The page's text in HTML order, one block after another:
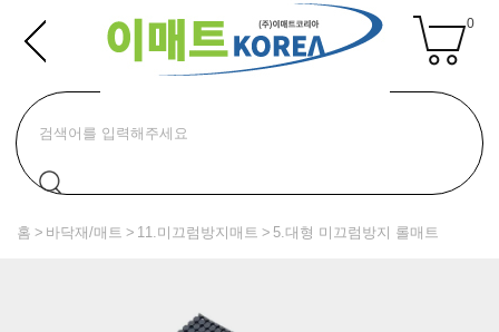
0
홈 바닥재/매트 11.미끄럼방지매트 5.대형 미끄럼방지 롤매트